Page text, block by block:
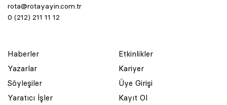
rota@rotayayin.com.tr
0 (212) 211 11 12
Haberler
Yazarlar
Söyleşiler
Yaratıcı İşler
Etkinlikler
Kariyer
Üye Girişi
Kayıt Ol